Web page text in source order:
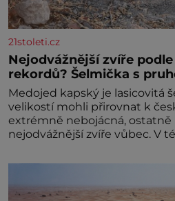
21stoleti.cz
Nejodvážnější zvíře
rekordů? Šelmička s
Medojed kapský je lasicovitá
velikostí mohli přirovnat k
extrémně nebojácná, ostatně
nejodvážnější zvíře vůbec. V